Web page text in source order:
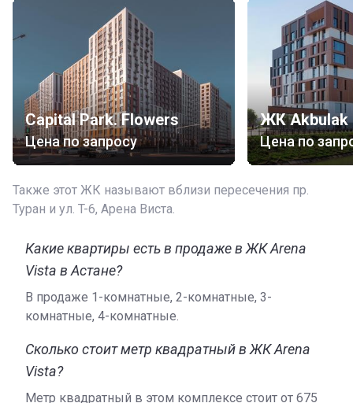
Capital Park. Flowers
Цена по запросу
ЖК Akbulak
Цена по
Также этот ЖК называют вблизи пересечения пр.
Туран и ул. T-6, Арена Виста.
Какие квартиры есть в продаже в ЖК Arena
Vista в Астане?
В продаже 1-комнатные, 2-комнатные, 3-
комнатные, 4-комнатные.
Сколько стоит метр квадратный в ЖК Arena
Vista?
Метр квадратный в этом комплексе стоит от ‍675